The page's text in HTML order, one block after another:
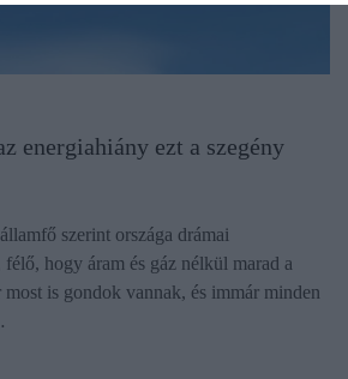
energiahiány ezt a szegény
szerint országa drámai
hogy áram és gáz nélkül marad a
most is gondok vannak, és immár minden